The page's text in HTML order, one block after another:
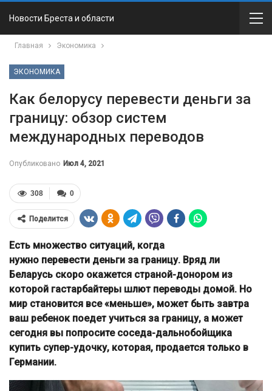
Новости Бреста и области
Главная Экономика
ЭКОНОМИКА
Как белорусу перевести деньги за
границу: обзор систем
международных переводов
Опубликовано Июл 4, 2021
0
308
Поделится
Есть множество ситуаций, когда
нужно перевести деньги за границу. Вряд ли
Беларусь скоро окажется страной-донором из
которой гастарбайтеры шлют переводы домой. Но
мир становится все «меньше», может быть завтра
ваш ребенок поедет учиться за границу, а может
сегодня вы попросите соседа-дальнобойщика
купить супер-удочку, которая, продается только в
Германии.